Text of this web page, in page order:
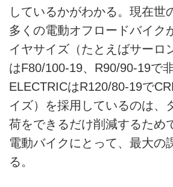
しているかがわかる。現在世
多くの電動オフロードバイク
イヤサイズ（たとえばサーロ
はF80/100-19、R90/90-19で
ELECTRICはR120/80-19で
イズ）を採用しているのは、
荷をできるだけ削減するため
電動バイクにとって、最大の
る。